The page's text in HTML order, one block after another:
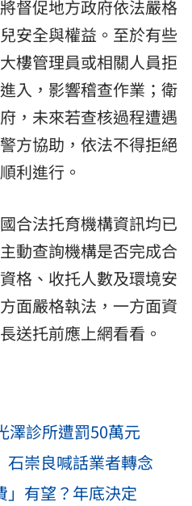
督促地方政府依法嚴格
安全與權益。至於有些
樓管理員或相關人員拒
入，影響稽查作業；衛
，未來若查核過程遭遇
方協助，依法不得拒絕
利進行。
合法托育機構資訊均已
動查詢機構是否完成合
格、收托人數及環境安
面嚴格執法，一方面資
送托前應上網看看。
澤診所遭罰50萬元
崇良喊話業者轉念
」有望？年底決定